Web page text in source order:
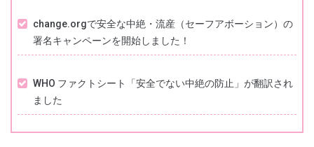
change.orgで安全な中絶・流産（セーフアボーション）の
署名キャンペーンを開始しました！
WHO ファクトシート「安全でない中絶の防止」が翻訳され
ました